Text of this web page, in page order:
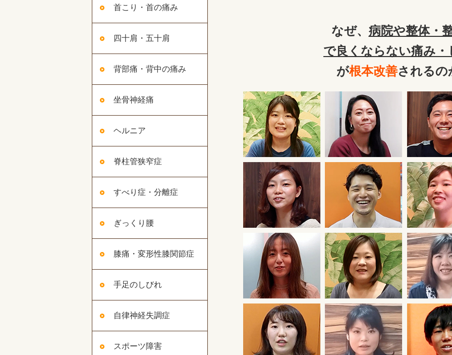
首こり・首の痛み
四十肩・五十肩
背部痛・背中の痛み
坐骨神経痛
ヘルニア
脊柱管狭窄症
すべり症・分離症
ぎっくり腰
膝痛・変形性膝関節症
手足のしびれ
自律神経失調症
スポーツ障害
なぜ、 病院や整体・
で良くならない痛み・
が根本改善されるの